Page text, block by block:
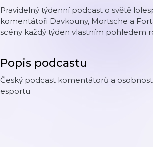
Pravidelný týdenní podcast o světě
komentátoři Davkouny, Mortsche a
scény každý týden vlastním pohledem
Popis podcastu
Český podcast komentátorů a
esportu